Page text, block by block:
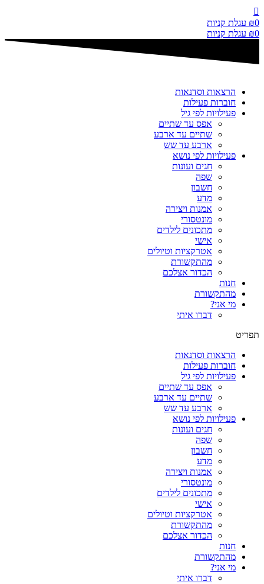
דלג
לתוכן
₪0
עגלת קניות
₪0 עגלת קניות
הרצאות וסדנאות
חוברות פעילות
פעילויות לפי גיל
אפס עד שתיים
שתיים עד ארבע
ארבע עד שש
פעילויות לפי נושא
חגים ועונות
שפה
חשבון
מדע
אמנות ויצירה
מונטסורי
מתכונים לילדים
אישי
אטרקציות וטיולים
מהתקשורת
הכדור אצלכם
חנות
מהתקשורת
מי אני?
דברו איתי
תפריט
הרצאות וסדנאות
חוברות פעילות
פעילויות לפי גיל
אפס עד שתיים
שתיים עד ארבע
ארבע עד שש
פעילויות לפי נושא
חגים ועונות
שפה
חשבון
מדע
אמנות ויצירה
מונטסורי
מתכונים לילדים
אישי
אטרקציות וטיולים
מהתקשורת
הכדור אצלכם
חנות
מהתקשורת
מי אני?
דברו איתי